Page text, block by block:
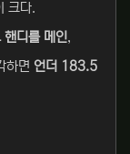
크다.
디를 메인,
하면 언더 183.5